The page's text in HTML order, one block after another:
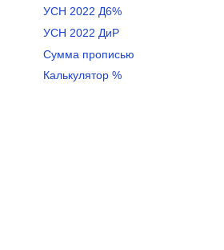
УСН 2022 Д6%
УСН 2022 ДиР
Сумма прописью
Калькулятор %